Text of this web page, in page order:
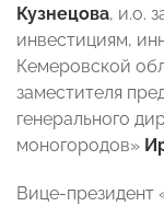
Кузнецова, и.о.
инвестициям,
Кемеровской
заместителя
генерального
моногородов»
Вице-